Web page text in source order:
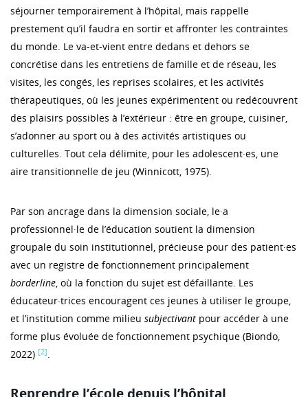
séjourner temporairement à l’hôpital, mais rappelle
prestement qu’il faudra en sortir et affronter les contraintes
du monde. Le va-et-vient entre dedans et dehors se
concrétise dans les entretiens de famille et de réseau, les
visites, les congés, les reprises scolaires, et les activités
thérapeutiques, où les jeunes expérimentent ou redécouvrent
des plaisirs possibles à l’extérieur : être en groupe, cuisiner,
s’adonner au sport ou à des activités artistiques ou
culturelles. Tout cela délimite, pour les adolescent·es, une
aire transitionnelle de jeu (Winnicott, 1975).
Par son ancrage dans la dimension sociale, le·a
professionnel·le de l’éducation soutient la dimension
groupale du soin institutionnel, précieuse pour des patient·es
avec un registre de fonctionnement principalement
borderline, où la fonction du sujet est défaillante. Les
éducateur·trices encouragent ces jeunes à utiliser le groupe,
et l’institution comme milieu subjectivant pour accéder à une
forme plus évoluée de fonctionnement psychique (Biondo,
2022) [2].